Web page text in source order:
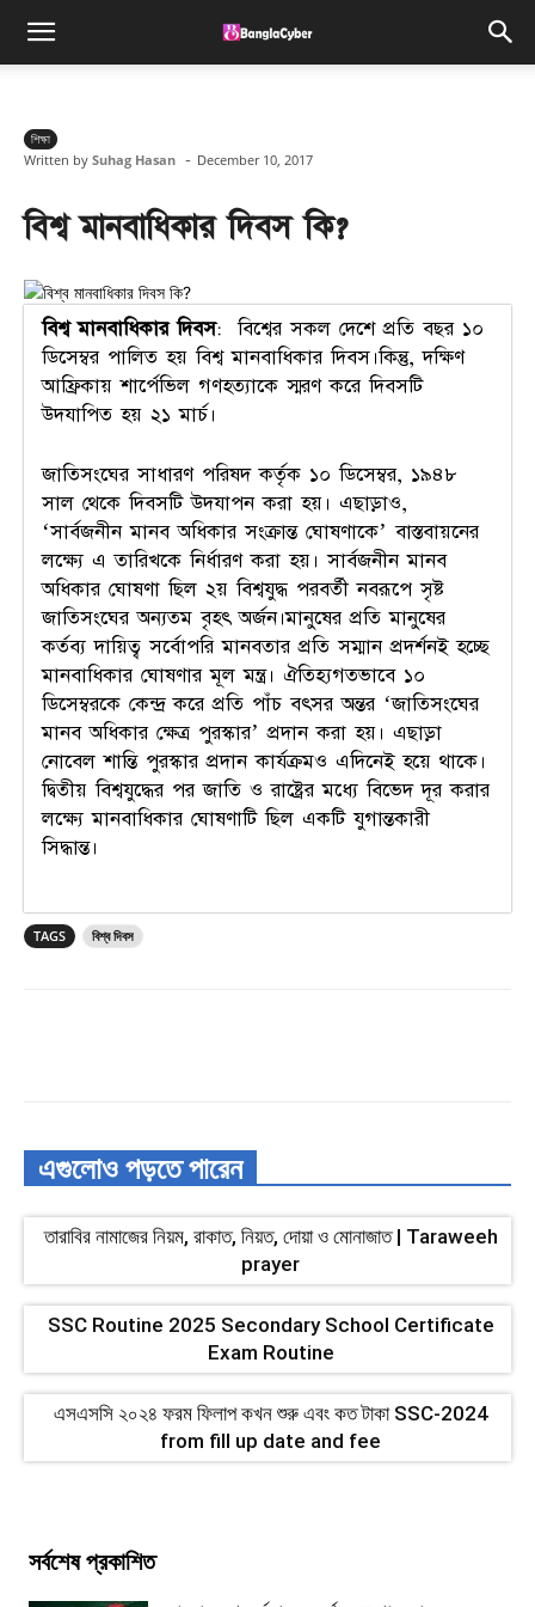
শিক্ষা
Written by Suhag Hasan - December 10, 2017
বিশ্ব মানবাধিকার দিবস কি?
বিশ্ব মানবাধিকার দিবস: বিশ্বের সকল দেশে প্রতি বছর ১০
ডিসেম্বর পালিত হয় বিশ্ব মানবাধিকার দিবস।কিন্তু, দক্ষিণ
আফ্রিকায় শার্পেভিল গণহত্যাকে স্মরণ করে দিবসটি
উদযাপিত হয় ২১ মার্চ।
জাতিসংঘের সাধারণ পরিষদ কর্তৃক ১০ ডিসেম্বর, ১৯৪৮
সাল থেকে দিবসটি উদযাপন করা হয়। এছাড়াও,
‘সার্বজনীন মানব অধিকার সংক্রান্ত ঘোষণাকে’ বাস্তবায়নের
লক্ষ্যে এ তারিখকে নির্ধারণ করা হয়। সার্বজনীন মানব
অধিকার ঘোষণা ছিল ২য় বিশ্বযুদ্ধ পরবর্তী নবরূপে সৃষ্ট
জাতিসংঘের অন্যতম বৃহৎ অর্জন।মানুষের প্রতি মানুষের
কর্তব্য দায়িত্ব সর্বোপরি মানবতার প্রতি সম্মান প্রদর্শনই হচ্ছে
মানবাধিকার ঘোষণার মূল মন্ত্র। ঐতিহ্যগতভাবে ১০
ডিসেম্বরকে কেন্দ্র করে প্রতি পাঁচ বৎসর অন্তর ‘জাতিসংঘের
মানব অধিকার ক্ষেত্র পুরস্কার’ প্রদান করা হয়। এছাড়া
নোবেল শান্তি পুরস্কার প্রদান কার্যক্রমও এদিনেই হয়ে থাকে।
দ্বিতীয় বিশ্বযুদ্ধের পর জাতি ও রাষ্ট্রের মধ্যে বিভেদ দূর করার
লক্ষ্যে মানবাধিকার ঘোষণাটি ছিল একটি যুগান্তকারী
সিদ্ধান্ত।
TAGS বিশ্ব দিবস
এগুলোও পড়তে পারেন
তারাবির নামাজের নিয়ম, রাকাত, নিয়ত, দোয়া ও মোনাজাত | Taraweeh
prayer
SSC Routine 2025 Secondary School Certificate
Exam Routine
এসএসসি ২০২৪ ফরম ফিলাপ কখন শুরু এবং কত টাকা SSC-2024
from fill up date ‍and fee
সর্বশেষ প্রকাশিত